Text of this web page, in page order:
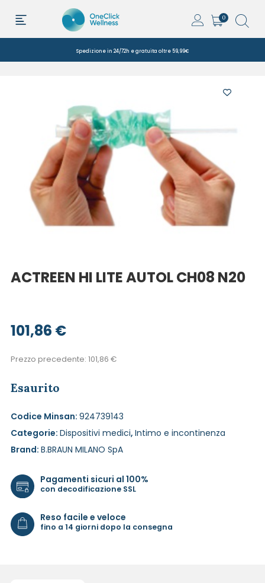
0
Spedizione in 24/72h e gratuita oltre 59,99€
ACTREEN HI LITE AUTOL CH08 N20
101,86 €
Prezzo precedente: 101,86 €
Esaurito
Codice Minsan: 924739143
Categorie: Dispositivi medici, Intimo e incontinenza
Brand: B.BRAUN MILANO SpA
Pagamenti sicuri al 100%
con decodificazione SSL
Reso facile e veloce
fino a 14 giorni dopo la consegna